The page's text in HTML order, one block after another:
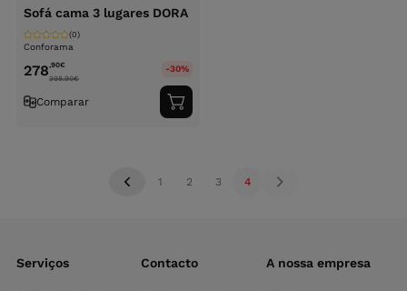
Sofá cama 3 lugares DORA
Conforama
(0)
278,90€
398.90€
-30%
Comparar
Adicionar
ao
1 2 3 4
Serviços Contacto A nossa empresa